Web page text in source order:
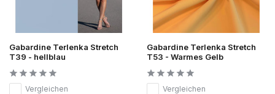
Gabardine Terlenka Stretch
T39 - hellblau
Vergleichen
Gabardine Terlenka Stretch
T53 - Warmes Gelb
Vergleichen